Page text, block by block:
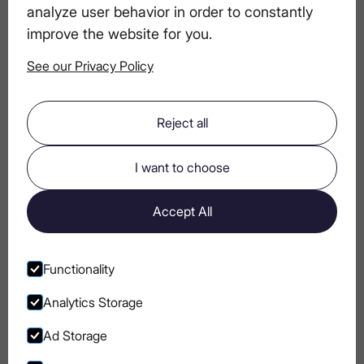
analyze user behavior in order to constantly
improve the website for you.
See our Privacy Policy
Reject all
I want to choose
Accept All
Functionality
Analytics Storage
Ad Storage
пляжу та басейну
Організація вечері, де головну роль
Коктейлі до Дня Батька: витончене
святкування з елегантністю горілки
Найкращі пряні коктейлі з горілкою, які